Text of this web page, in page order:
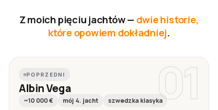
Z moich pięciu jachtów — dwie historie,
które opowiem dokładniej.
01
POPRZEDNI
Albin Vega
~10 000 € mój 4. jacht szwedzka klasyka